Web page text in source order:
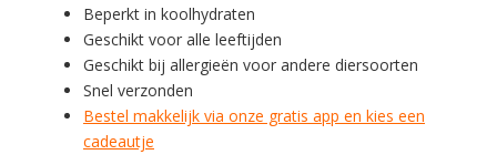
Beperkt in koolhydraten
Geschikt voor alle leeftijden
Geschikt bij allergieën voor andere diersoorten
Snel verzonden
Bestel makkelijk via onze gratis app en kies een
cadeautje